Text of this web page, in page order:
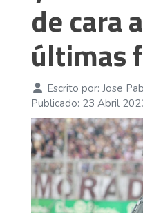
de cara
últimas
Escrito por: Jose
Publicado: 23 Abril